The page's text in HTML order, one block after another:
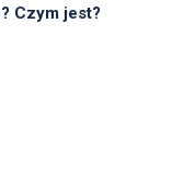
Czym jest?